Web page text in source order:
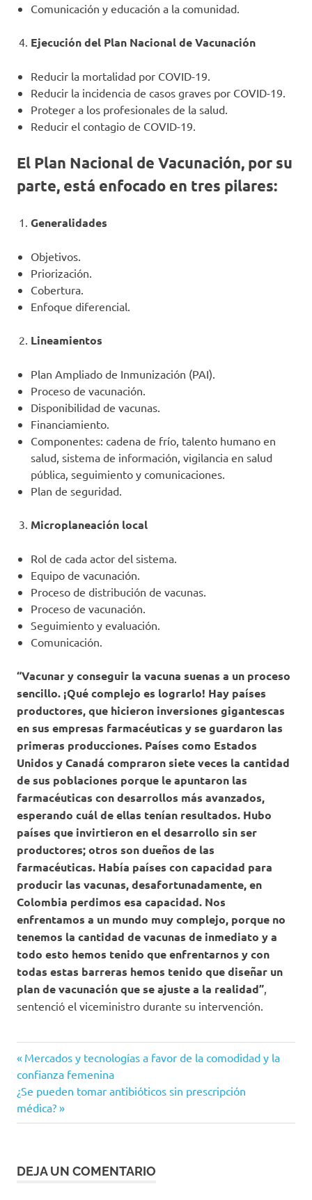
Comunicación y educación a la comunidad.
Ejecución del Plan Nacional de Vacunación
Reducir la mortalidad por COVID-19.
Reducir la incidencia de casos graves por COVID-19.
Proteger a los profesionales de la salud.
Reducir el contagio de COVID-19.
El Plan Nacional de Vacunación, por su
parte, está enfocado en tres pilares:
Generalidades
Objetivos.
Priorización.
Cobertura.
Enfoque diferencial.
Lineamientos
Plan Ampliado de Inmunización (PAI).
Proceso de vacunación.
Disponibilidad de vacunas.
Financiamiento.
Componentes: cadena de frío, talento humano en
salud, sistema de información, vigilancia en salud
pública, seguimiento y comunicaciones.
Plan de seguridad.
Microplaneación local
Rol de cada actor del sistema.
Equipo de vacunación.
Proceso de distribución de vacunas.
Proceso de vacunación.
Seguimiento y evaluación.
Comunicación.
“Vacunar y conseguir la vacuna suenas a un proceso
sencillo. ¡Qué complejo es lograrlo! Hay países
productores, que hicieron inversiones gigantescas
en sus empresas farmacéuticas y se guardaron las
primeras producciones. Países como Estados
Unidos y Canadá compraron siete veces la cantidad
de sus poblaciones porque le apuntaron las
farmacéuticas con desarrollos más avanzados,
esperando cuál de ellas tenían resultados. Hubo
países que invirtieron en el desarrollo sin ser
productores; otros son dueños de las
farmacéuticas. Había países con capacidad para
producir las vacunas, desafortunadamente, en
Colombia perdimos esa capacidad. Nos
enfrentamos a un mundo muy complejo, porque no
tenemos la cantidad de vacunas de inmediato y a
todo esto hemos tenido que enfrentarnos y con
todas estas barreras hemos tenido que diseñar un
plan de vacunación que se ajuste a la realidad”
sentenció el viceministro durante su intervención.
ederación
Nacional
Colegio
Foro
Navegación
de
entradas
Entrada
anterior:
Mercados y tecnologías a favor de la comodidad y la
confianza femenina
Siguiente
entrada:
¿Se pueden tomar antibióticos sin prescripción
médica?
DEJA UN COMENTARIO